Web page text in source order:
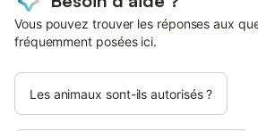
Vous pouvez trouver les réponses aux
fréquemment posées ici.
Les animaux sont-ils autorisés ?